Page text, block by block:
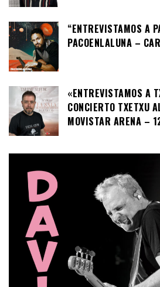
“ENTREVISTAMOS A
PACOENLALUNA –
«ENTREVISTAMOS A
CONCIERTO TXETXU
MOVISTAR ARENA –